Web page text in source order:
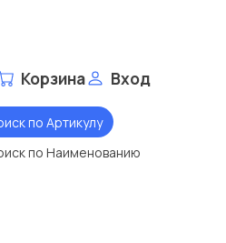
Корзина Вход
по Артикулу
по Наименованию